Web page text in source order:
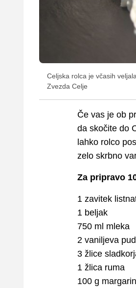
Celjska rolca je včasih
Zvezda Celje
Če vas je ob
da skočite do
lahko rolco
zelo skrbno
Za pripravo
1 zavitek
1 beljak
750 ml mleka
2 vaniljeva
3 žlice
1 žlica ruma
100 g